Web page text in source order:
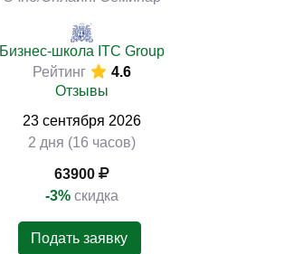
Бизнес-школа ITC Group
Рейтинг
4.6
Отзывы
23 сентября 2026
2 дня (16 часов)
63900
-3% скидка
Подать заявку